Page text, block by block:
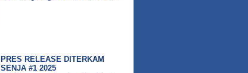
PRES RELEASE DITERKAM
SENJA #1 2025